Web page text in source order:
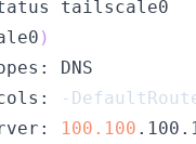
)
-
100.100